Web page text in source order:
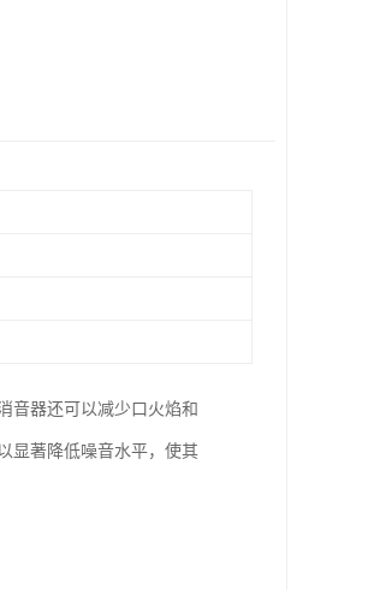
音器还可以减少口火焰和
显著降低噪音水平，使其